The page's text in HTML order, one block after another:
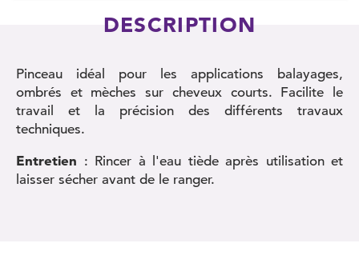
DESCRIPTION
Pinceau idéal pour les applications balayages,
ombrés et mèches sur cheveux courts. Facilite le
travail et la précision des différents travaux
techniques.
Entretien : Rincer à l'eau tiède après utilisation et
laisser sécher avant de le ranger.